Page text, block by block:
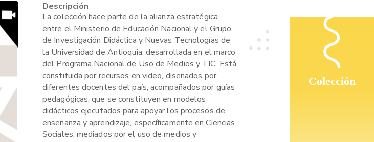
Colección
Descripción
La colección hace parte de la alianza estratégica
entre el Ministerio de Educación Nacional y el Grupo
de Investigación Didáctica y Nuevas Tecnologías de
la Universidad de Antioquia, desarrollada en el marco
del Programa Nacional de Uso de Medios y TIC. Está
constituida por recursos en video, diseñados por
diferentes docentes del país, acompañados por guías
pedagógicas, que se constituyen en modelos
didácticos ejecutados para apoyar los procesos de
enseñanza y aprendizaje, específicamente en Ciencias
Sociales, mediados por el uso de medios y